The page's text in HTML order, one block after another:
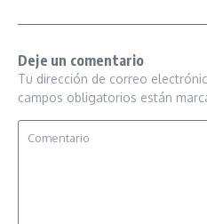
Deje un comentario
Tu dirección de correo
campos obligatorios están